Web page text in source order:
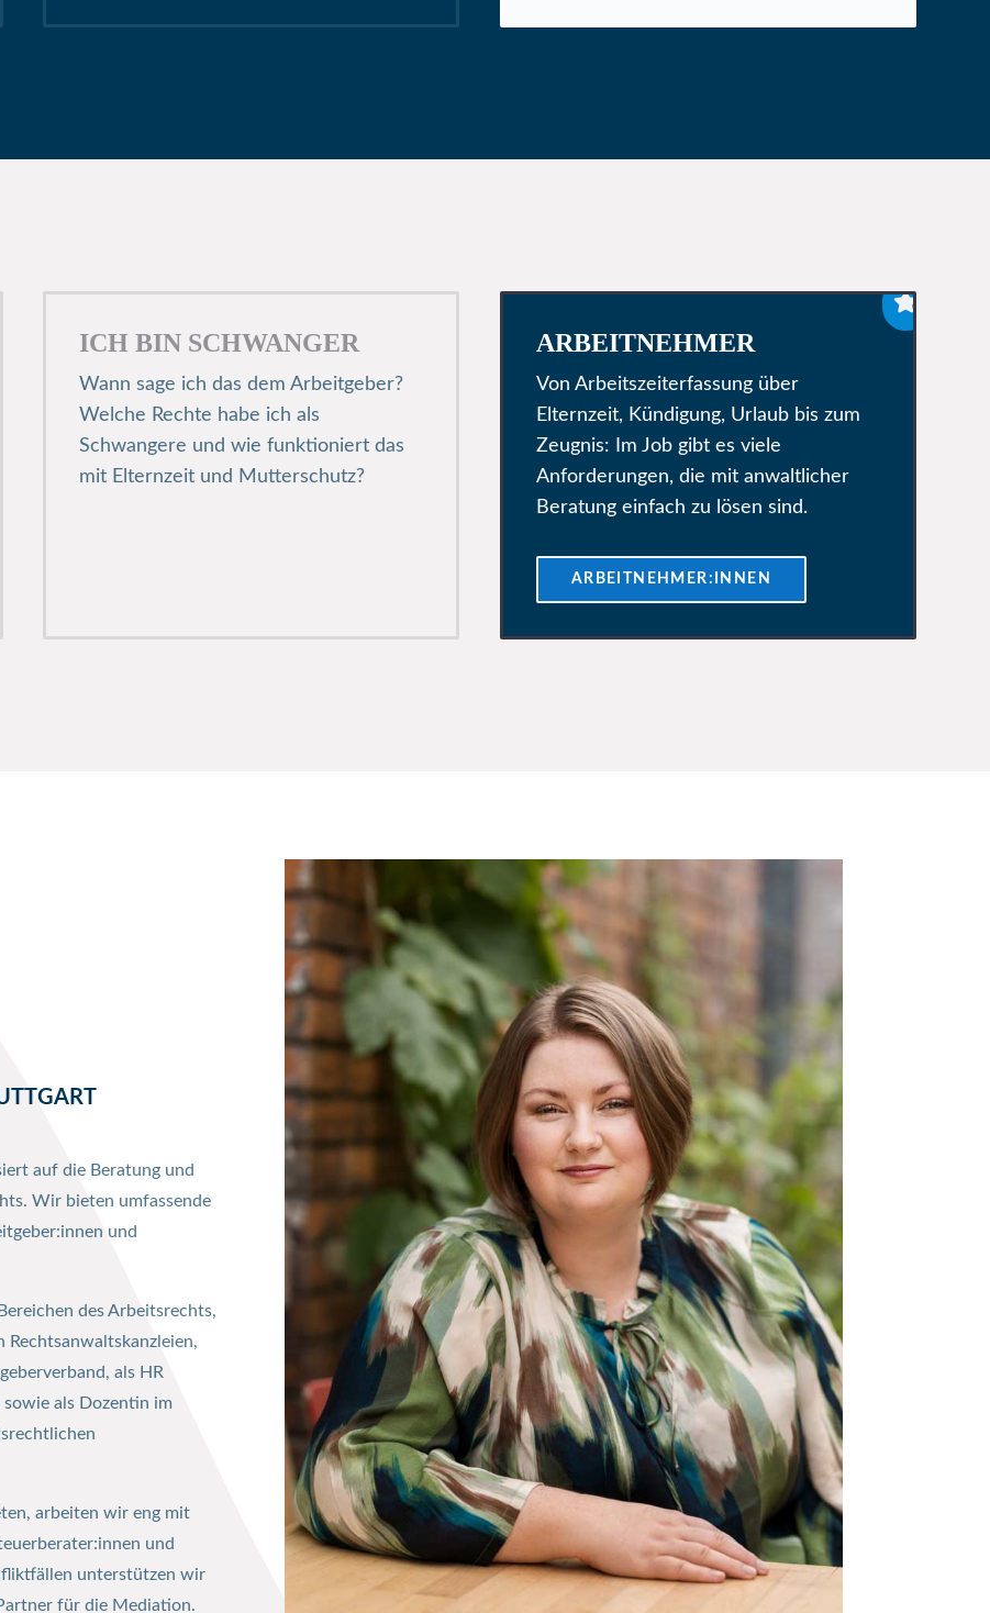
ICH BIN SCHWANGER
Wann sage ich das dem Arbeitgeber?
Welche Rechte habe ich als
Schwangere und wie funktioniert das
mit Elternzeit und Mutterschutz?
ARBEITNEHMER
Von Arbeitszeiterfassung über
Elternzeit, Kündigung, Urlaub bis zum
Zeugnis: Im Job gibt es viele
Anforderungen, die mit anwaltlicher
Beratung einfach zu lösen sind.

ARBEITNEHMER:INNEN
auf die Beratung und
Wir bieten umfassende
und
des Arbeitsrechts,
als HR
sowie als Dozentin im
arbeiten wir eng mit
und
unterstützen wir
für die Mediation.